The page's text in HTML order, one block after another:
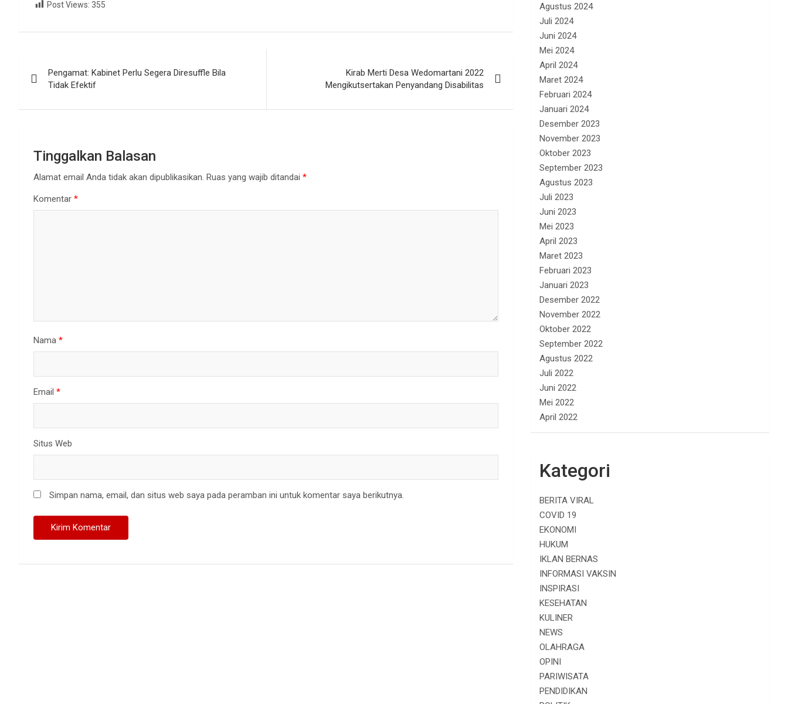
Post Views: 355
pos
Pengamat: Kabinet Perlu Segera Diresuffle Bila
Tidak Efektif
Kirab Merti Desa Wedomartani 2022
Mengikutsertakan Penyandang Disabilitas
Tinggalkan Balasan
Alamat email Anda tidak akan dipublikasikan. Ruas yang wajib ditandai *
Komentar *
Nama *
Email *
Situs Web
Simpan nama, email, dan situs web saya pada peramban ini untuk komentar saya berikutnya.
Agustus 2024
Juli 2024
Juni 2024
Mei 2024
April 2024
Maret 2024
Februari 2024
Januari 2024
Desember 2023
November 2023
Oktober 2023
September 2023
Agustus 2023
Juli 2023
Juni 2023
Mei 2023
April 2023
Maret 2023
Februari 2023
Januari 2023
Desember 2022
November 2022
Oktober 2022
September 2022
Agustus 2022
Juli 2022
Juni 2022
Mei 2022
April 2022
Kategori
BERITA VIRAL
COVID 19
EKONOMI
HUKUM
IKLAN BERNAS
INFORMASI VAKSIN
INSPIRASI
KESEHATAN
KULINER
NEWS
OLAHRAGA
OPINI
PARIWISATA
PENDIDIKAN